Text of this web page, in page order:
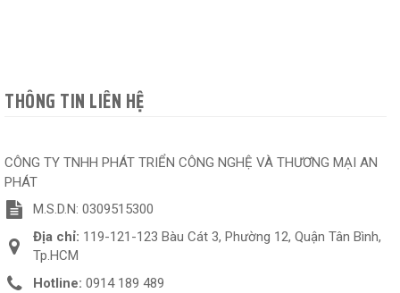
THÔNG TIN LIÊN HỆ
CÔNG TY TNHH PHÁT TRIỂN CÔNG NGHỆ VÀ THƯƠNG MẠI AN
PHÁT
M.S.D.N: 0309515300
Địa chỉ: 119-121-123 Bàu Cát 3, Phường 12, Quận Tân Bình,
Tp.HCM
Hotline: 0914 189 489